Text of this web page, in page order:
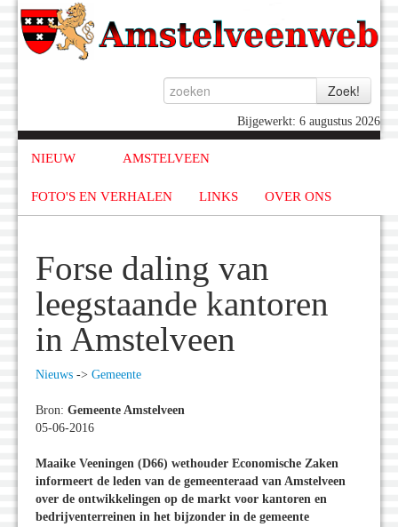
Bijgewerkt: 6 augustus 2026
NIEUW AMSTELVEEN
FOTO'S EN VERHALEN LINKS OVER ONS
Forse daling van
leegstaande kantoren
in Amstelveen
Nieuws -> Gemeente
Bron: Gemeente Amstelveen
05-06-2016
Maaike Veeningen (D66) wethouder Economische Zaken
informeert de leden van de gemeenteraad van Amstelveen
over de ontwikkelingen op de markt voor kantoren en
bedrijventerreinen in het bijzonder in de gemeente